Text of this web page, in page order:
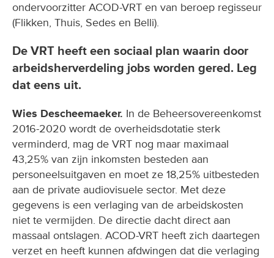
ondervoorzitter ACOD-VRT en van beroep regisseur
(Flikken, Thuis, Sedes en Belli).
De VRT heeft een sociaal plan waarin door
arbeidsherverdeling jobs worden gered. Leg
dat eens uit.
Wies Descheemaeker. In de Beheersovereenkomst
2016-2020 wordt de overheidsdotatie sterk
verminderd, mag de VRT nog maar maximaal
43,25% van zijn inkomsten besteden aan
personeelsuitgaven en moet ze 18,25% uitbesteden
aan de private audiovisuele sector. Met deze
gegevens is een verlaging van de arbeidskosten
niet te vermijden. De directie dacht direct aan
massaal ontslagen. ACOD-VRT heeft zich daartegen
verzet en heeft kunnen afdwingen dat die verlaging